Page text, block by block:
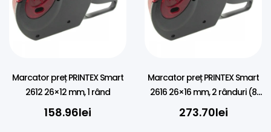
Marcator preț PRINTEX Smart
2612 26×12 mm, 1 rând
158.96lei
Marcator preț PRINTEX Smart
2616 26×16 mm, 2 rânduri (8
caractere)
273.70lei